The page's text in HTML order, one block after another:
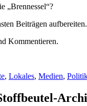
„Brennessel“?
Beiträgen
Kommentieren.
, Lokales, Medien,